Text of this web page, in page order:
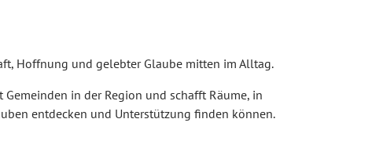
Hoffnung und gelebter Glaube mitten im Alltag.
in der Region und schafft Räume, in
entdecken und Unterstützung finden können.